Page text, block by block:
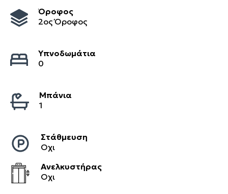
Όροφος
2ος Όροφος
Υπνοδωμάτια
0
Μπάνια
1
Στάθμευση
Οχι
Ανελκυστήρας
Οχι